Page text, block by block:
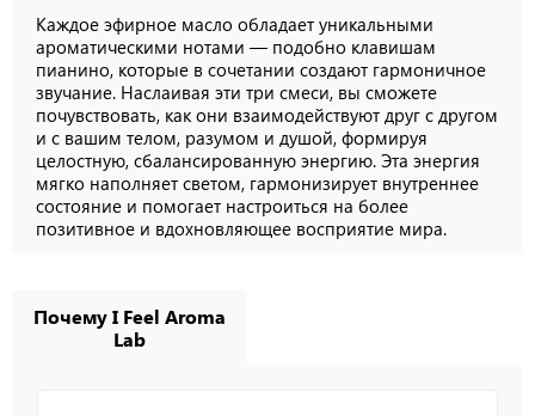
Каждое эфирное масло обладает уникальными
ароматическими нотами — подобно клавишам
пианино, которые в сочетании создают гармоничное
звучание. Наслаивая эти три смеси, вы сможете
почувствовать, как они взаимодействуют друг с другом
и с вашим телом, разумом и душой, формируя
целостную, сбалансированную энергию. Эта энергия
мягко наполняет светом, гармонизирует внутреннее
состояние и помогает настроиться на более
позитивное и вдохновляющее восприятие мира.
Почему I Feel Aroma
Lab